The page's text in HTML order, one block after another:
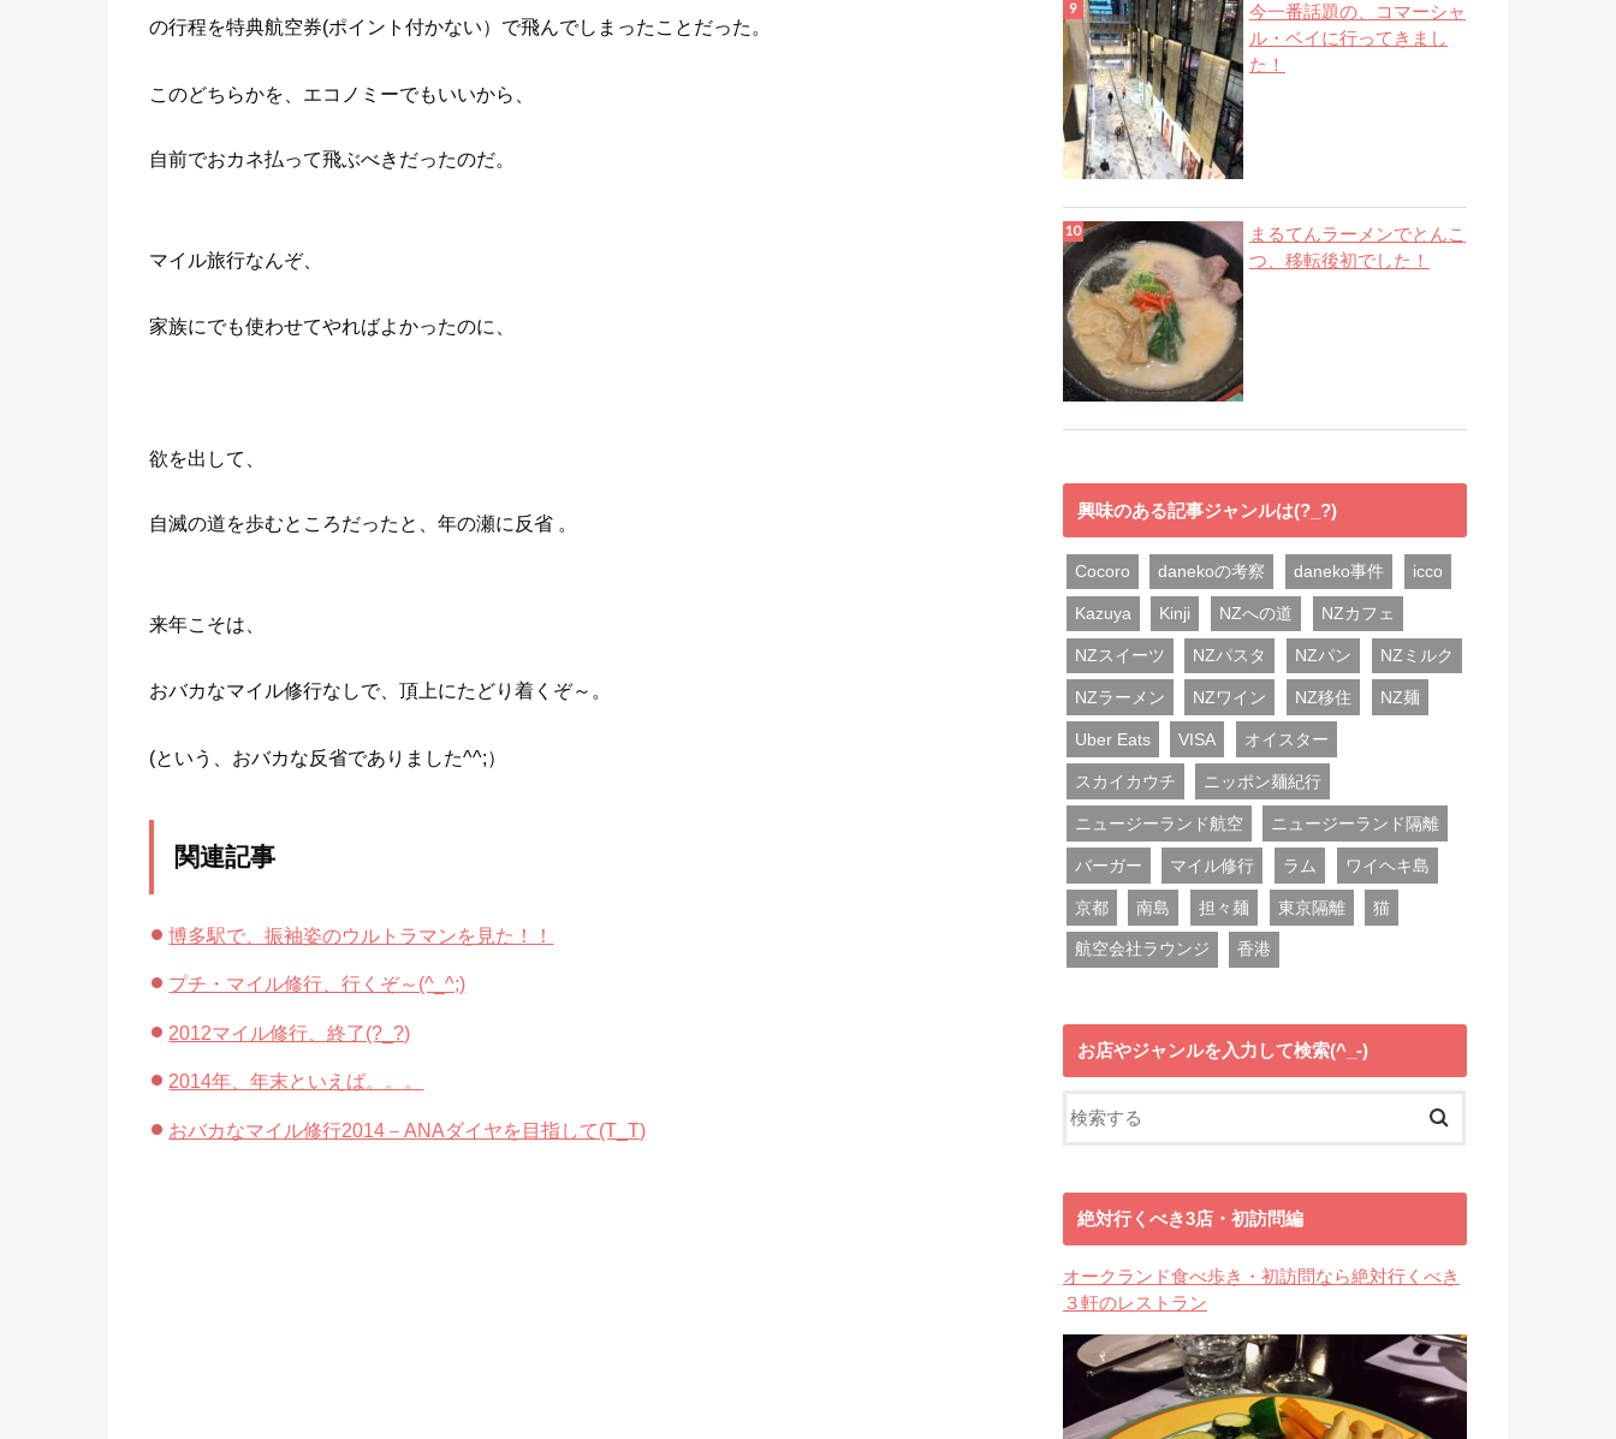
の行程を特典航空券(ポイント付かない）で飛んでしまったことだった。
このどちらかを、エコノミーでもいいから、
自前でおカネ払って飛ぶべきだったのだ。
マイル旅行なんぞ、
家族にでも使わせてやればよかったのに、
欲を出して、
自滅の道を歩むところだったと、年の瀬に反省 。
来年こそは、
おバカなマイル修行なしで、頂上にたどり着くぞ～。
(という、おバカな反省でありました^^;）
関連記事
博多駅で、振袖姿のウルトラマンを見た！！
プチ・マイル修行、行くぞ～(^_^;)
2012マイル修行、終了(?_?)
2014年、年末といえば。。。
おバカなマイル修行2014－ANAダイヤを目指して(T_T)
今一番話題の、コマーシャ
ル・ベイに行ってきまし
た！
まるてんラーメンでとんこ
つ、移転後初でした！
興味のある記事ジャンルは(?_?)
Cocoro danekoの考察 daneko事件 icco
Kazuya Kinji NZへの道 NZカフェ
NZスイーツ NZパスタ NZパン NZミルク
NZラーメン NZワイン NZ移住 NZ麺
Uber Eats VISA オイスター
スカイカウチ ニッポン麺紀行
ニュージーランド航空 ニュージーランド隔離
バーガー マイル修行 ラム ワイヘキ島
京都 南島 担々麺 東京隔離 猫
航空会社ラウンジ 香港
お店やジャンルを入力して検索(^_-)
絶対行くべき3店・初訪問編
オークランド食べ歩き・初訪問なら絶対行くべき
３軒のレストラン